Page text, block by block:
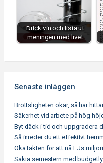
Drick vin och lista ut
meningen med livet
Senaste inläggen
Brottsligheten ökar, så här
Säkerhet vid arbete på hög höjd
Byt däck i tid och uppgradera
Så inreder du ett effektivt
Öka takten för att nå EUs
Säkra semestern med